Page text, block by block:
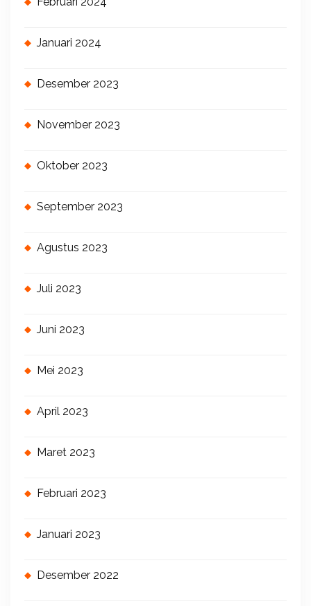
Januari 2024
Desember 2023
November 2023
Oktober 2023
September 2023
Agustus 2023
Juli 2023
Juni 2023
Mei 2023
April 2023
Maret 2023
Februari 2023
Januari 2023
Desember 2022